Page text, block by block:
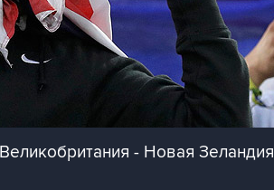
- Новая Зеландия